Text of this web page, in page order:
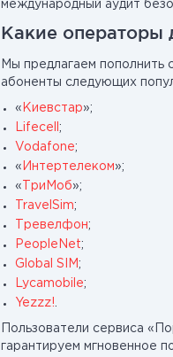
международный аудит
Какие операторы
Мы предлагаем пополнить
абоненты следующих
« Киевстар»;
Lifecell ;
Vodafone;
« Интертелеком»;
« ТриМоб»;
TravelSim;
Тревелфон;
PeopleNet;
Global SIM;
Lycamobile;
Yezzz!
Пользователи сервиса
гарантируем мгновенное